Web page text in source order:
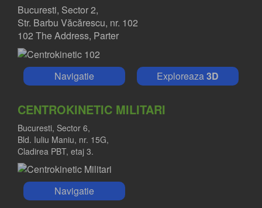
Bucuresti, Sector 2,
Str. Barbu Văcărescu, nr. 102
102 The Address, Parter
Navigatie Exploreaza 3D
CENTROKINETIC MILITARI
Bucuresti, Sector 6,
Bld. Iuliu Maniu, nr. 15G,
Cladirea PBT, etaj 3.
Navigatie